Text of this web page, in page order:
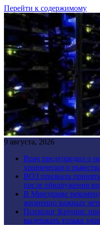
Перейти к содержимому
9 августа, 2026
Врач предупредил о
хронического
ВОЗ призвала
после обнаружения
В Минздраве
жизненно важных
Психолог Крупин:
выдержать только